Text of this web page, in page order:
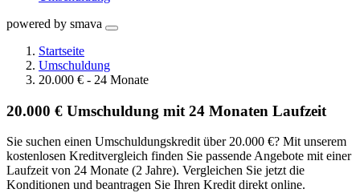
powered by smava
Startseite
Umschuldung
20.000 € - 24 Monate
20.000 € Umschuldung mit 24 Monaten Laufzeit
Sie suchen einen Umschuldungskredit über 20.000 €? Mit unserem
kostenlosen Kreditvergleich finden Sie passende Angebote mit einer
Laufzeit von 24 Monate (2 Jahre). Vergleichen Sie jetzt die
Konditionen und beantragen Sie Ihren Kredit direkt online.